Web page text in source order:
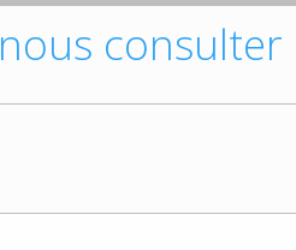
nous consulter